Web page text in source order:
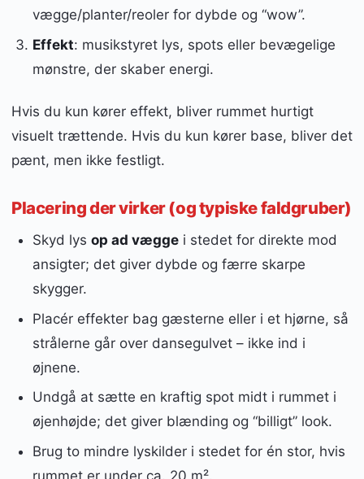
vægge/planter/reoler for dybde og “wow”.
Effekt: musikstyret lys, spots eller bevægelige
mønstre, der skaber energi.
Hvis du kun kører effekt, bliver rummet hurtigt
visuelt trættende. Hvis du kun kører base, bliver det
pænt, men ikke festligt.
Placering der virker (og typiske faldgruber)
Skyd lys op ad væggei stedet for direkte mod
ansigter; det giver dybde og færre skarpe
skygger.
Placér effekter bag gæsterne eller i et hjørne, så
strålerne går over dansegulvet – ikke ind i
øjnene.
Undgå at sætte en kraftig spot midt i rummet i
øjenhøjde; det giver blænding og “billigt” look.
Brug to mindre lyskilder i stedet for én stor, hvis